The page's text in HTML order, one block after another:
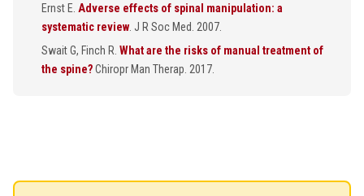
Ernst E. Adverse effects of spinal manipulation: a
systematic review . J R Soc Med. 2007.
Swait G, Finch R.What are the risks of manual treatment of
the spine?Chiropr Man Therap. 2017.